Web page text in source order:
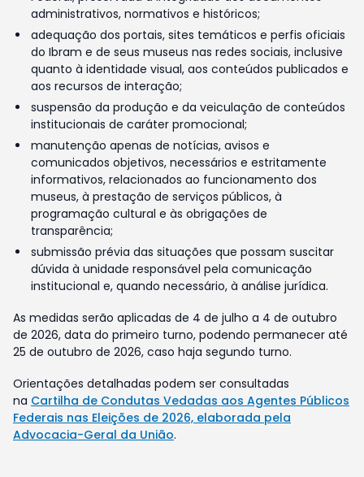
administrativos, normativos e históricos;
adequação dos portais, sites temáticos e perfis oficiais
do Ibram e de seus museus nas redes sociais, inclusive
quanto à identidade visual, aos conteúdos publicados e
aos recursos de interação;
suspensão da produção e da veiculação de conteúdos
institucionais de caráter promocional;
manutenção apenas de notícias, avisos e
comunicados objetivos, necessários e estritamente
informativos, relacionados ao funcionamento dos
museus, à prestação de serviços públicos, à
programação cultural e às obrigações de
transparência;
submissão prévia das situações que possam suscitar
dúvida à unidade responsável pela comunicação
institucional e, quando necessário, à análise jurídica.
As medidas serão aplicadas de 4 de julho a 4 de outubro
de 2026, data do primeiro turno, podendo permanecer até
25 de outubro de 2026, caso haja segundo turno.
Orientações detalhadas podem ser consultadas
na Cartilha de Condutas Vedadas aos Agentes Públicos
Federais nas Eleições de 2026, elaborada pela
Advocacia-Geral da União.